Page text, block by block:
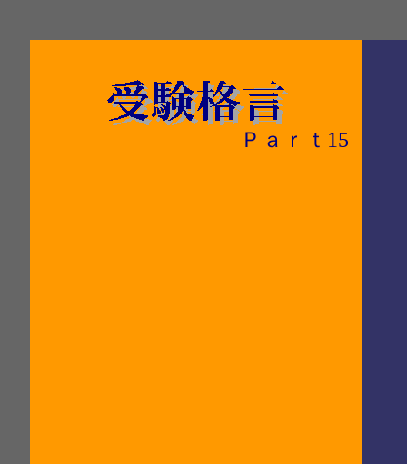
Ｐａｒｔ15